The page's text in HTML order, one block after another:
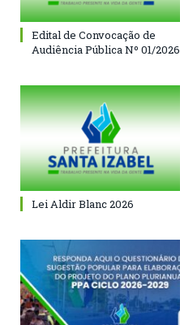
Edital de Convocação de
Audiência Pública Nº 01/2026
Lei Aldir Blanc 2026